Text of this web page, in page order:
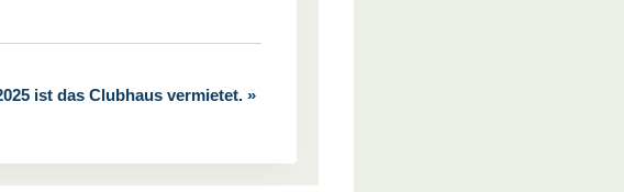
ist das Clubhaus vermietet. »